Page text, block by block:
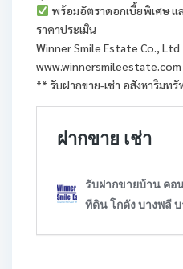
พร้อมอัตราดอกเบี้ยพิเศษ แ
ราคาประเมิน
Winner Smile Estate Co., Ltd
www.winnersmileestate.com
** รับฝากขาย-เช่า อสังหาริมท